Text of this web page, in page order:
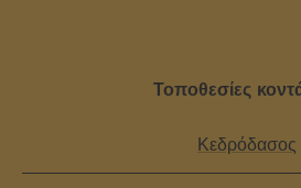
Τοποθεσίες
Κεδρόδασος